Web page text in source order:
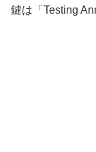
鍵は「Testing